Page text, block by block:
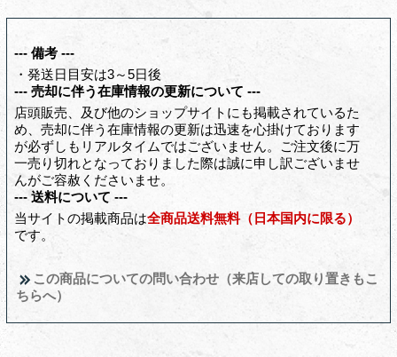
--- 備考 ---
・発送日目安は3～5日後
--- 売却に伴う在庫情報の更新について ---
店頭販売、及び他のショップサイトにも掲載されているた
め、売却に伴う在庫情報の更新は迅速を心掛けております
が必ずしもリアルタイムではございません。ご注文後に万
一売り切れとなっておりました際は誠に申し訳ございませ
んがご容赦くださいませ。
--- 送料について ---
当サイトの掲載商品は全商品送料無料（日本国内に限る）
です。
この商品についての問い合わせ（来店しての取り置きもこ
ちらへ）